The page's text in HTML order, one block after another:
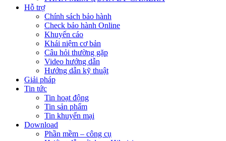
Hỗ trợ
Chính sách bảo hành
Check bảo hành Online
Khuyến cáo
Khái niệm cơ bản
Câu hỏi thường gặp
Video hướng dẫn
Hướng dẫn kỹ thuật
Giải pháp
Tin tức
Tin hoạt động
Tin sản phẩm
Tin khuyến mại
Download
Phần mềm – công cụ